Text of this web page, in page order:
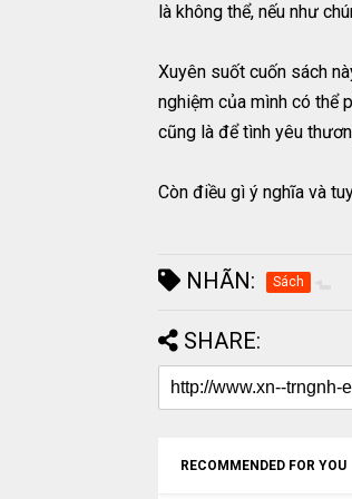
là không thể, nếu như
Xuyên suốt cuốn sách
nghiệm của mình có thể
cũng là để tình yêu
Còn điều gì ý nghĩa và
NHÃN: Sách
SHARE:
RECOMMENDED FOR YOU